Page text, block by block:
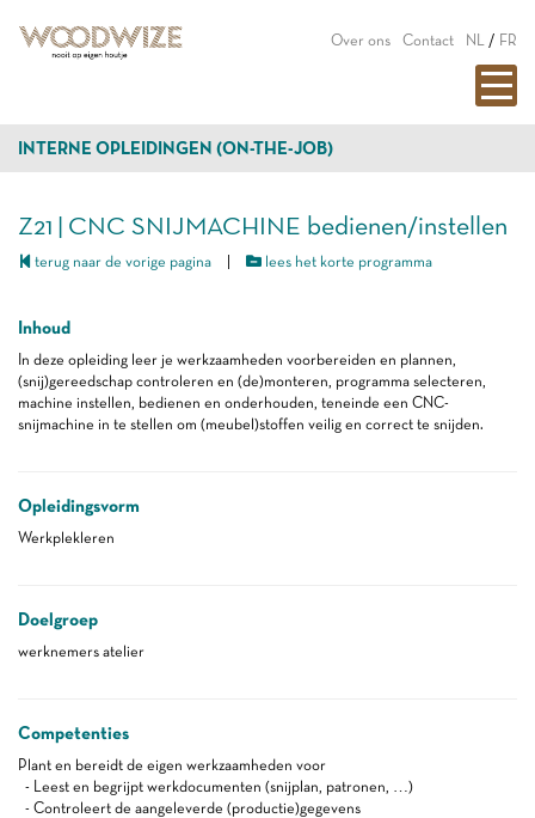
Over ons Contact NL / FR
INTERNE OPLEIDINGEN (ON-THE-JOB)
Z21 | CNC SNIJMACHINE bedienen/instellen
terug naar de vorige pagina lees het korte programma
Inhoud
In deze opleiding leer je werkzaamheden voorbereiden en plannen,
(snij)gereedschap controleren en (de)monteren, programma selecteren,
machine instellen, bedienen en onderhouden, teneinde een CNC-
snijmachine in te stellen om (meubel)stoffen veilig en correct te snijden.
Opleidingsvorm
Werkplekleren
Doelgroep
werknemers atelier
Competenties
Plant en bereidt de eigen werkzaamheden voor
- Leest en begrijpt werkdocumenten (snijplan, patronen, …)
- Controleert de aangeleverde (productie)gegevens